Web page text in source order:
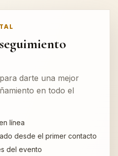
darte una mejor
en todo el
línea
desde el primer contacto
del evento